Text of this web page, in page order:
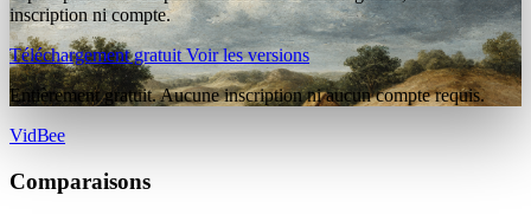
inscription ni compte.
Téléchargement gratuitVoir les versions
Entièrement gratuit. Aucune inscription ni aucun compte requis.
VidBee
Comparaisons